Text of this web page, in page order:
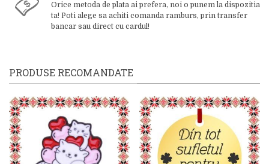
Orice metoda de plata ai prefera, noi o punem la dispozitia
ta! Poti alege sa achiti comanda ramburs, prin transfer
bancar sau direct cu cardul!
PRODUSE RECOMANDATE